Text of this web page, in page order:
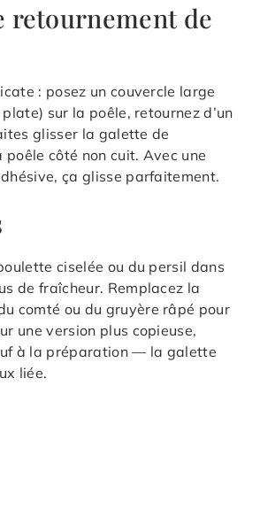
retournement de
: posez un couvercle large
sur la poêle, retournez d’un
glisser la galette de
poêle côté non cuit. Avec une
ça glisse parfaitement.
ciselée ou du persil dans
de fraîcheur. Remplacez la
comté ou du gruyère râpé pour
une version plus copieuse,
à la préparation — la galette
liée.